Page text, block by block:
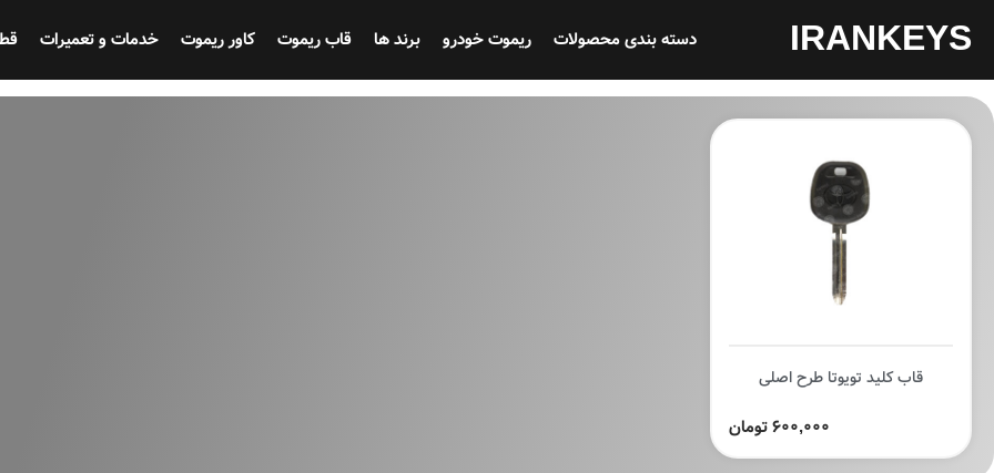
IRANKEYS دسته بندی محصولات ریموت خودرو برند ها قاب ریموت کاور ریموت خدمات و تعمیرات
قاب کلید تویوتا طرح اصلی
600,000 تومان